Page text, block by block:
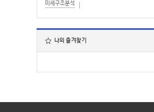
미세구조분석
나의 즐겨찾기